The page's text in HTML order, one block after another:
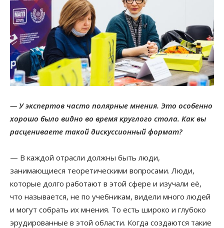
— У экспертов часто полярные мнения. Это особенно
хорошо было видно во время круглого стола. Как вы
расцениваете такой дискуссионный формат?
— В каждой отрасли должны быть люди,
занимающиеся теоретическими вопросами. Люди,
которые долго работают в этой сфере и изучали её,
что называется, не по учебникам, видели много людей
и могут собрать их мнения. То есть широко и глубоко
эрудированные в этой области. Когда создаются такие